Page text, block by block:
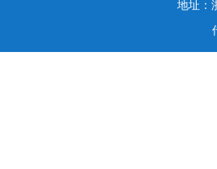
地址：